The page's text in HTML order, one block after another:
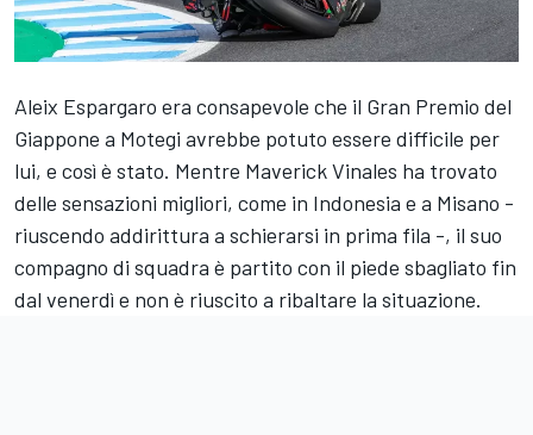
Aleix Espargaro era consapevole che il Gran Premio del
Giappone a Motegi avrebbe potuto essere difficile per
lui, e così è stato. Mentre Maverick Vinales ha trovato
delle sensazioni migliori, come in Indonesia e a Misano -
riuscendo addirittura a schierarsi in prima fila -, il suo
compagno di squadra è partito con il piede sbagliato fin
dal venerdì e non è riuscito a ribaltare la situazione.